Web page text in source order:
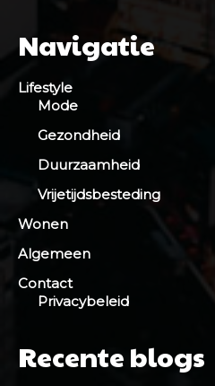
Navigatie
Lifestyle
Mode
Gezondheid
Duurzaamheid
Vrijetijdsbesteding
Wonen
Algemeen
Contact
Privacybeleid
Recente blogs